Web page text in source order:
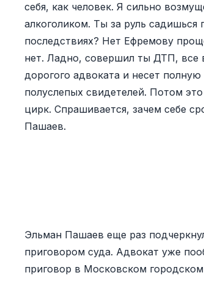
себя, как человек. Я сильно
алкоголиком. Ты за руль
последствиях? Нет Ефремову
нет. Ладно, совершил ты ДТП, все
дорогого адвоката и несет
полуслепых свидетелей. Потом
цирк. Спрашивается, зачем себе
Пашаев.
Эльман Пашаев еще раз
приговором суда. Адвокат уже
приговор в Московском городском